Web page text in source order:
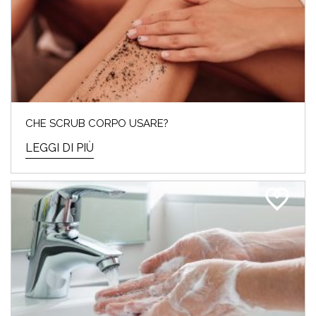
SALDI INVERNALI 2024:
ECCO I TOP 10 PRODOTTI DA
ACQUISTARE
Beauty Addicted non vedevamo l’ora! Perché
LEGGI DI PIÙ
CHE SCRUB CORPO USARE?
LEGGI DI PIÙ